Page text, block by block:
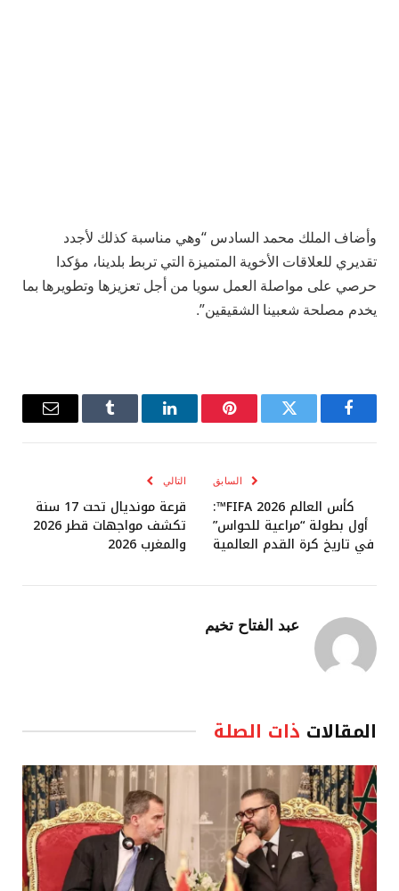
وأضاف الملك محمد السادس “وهي مناسبة كذلك لأجدد
تقديري للعلاقات الأخوية المتميزة التي تربط بلدينا، مؤكدا
حرصي على مواصلة العمل سويا من أجل تعزيزها وتطويرها بما
يخدم مصلحة شعبينا الشقيقين”.
فيسبوك تويتر بينتيريستلينكدإن Tumblr
البريد
السابق
كأس العالم FIFA 2026™:
أول بطولة “مراعية للحواس”
في تاريخ كرة القدم العالمية
التالي
قرعة مونديال تحت 17 سنة
تكشف مواجهات قطر 2026
والمغرب 2026
عبد الفتاح تخيم
المقالات ذات الصلة